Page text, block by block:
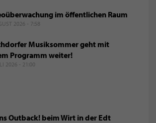
im öffentlichen Raum
2026 - 7:58
Musiksommer geht mit
Programm weiter!
2026 - 21:00
Outback! beim Wirt in der Edt